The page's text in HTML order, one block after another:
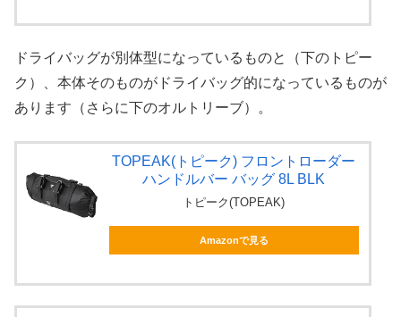
ドライバッグが別体型になっているものと（下のトピー
ク）、本体そのものがドライバッグ的になっているものが
あります（さらに下のオルトリーブ）。
TOPEAK(トピーク) フロントローダー
ハンドルバー バッグ 8L BLK
トピーク(TOPEAK)
Amazonで見る